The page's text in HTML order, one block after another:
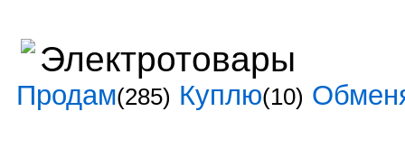
Электротовары
Продам(285) Куплю(10)